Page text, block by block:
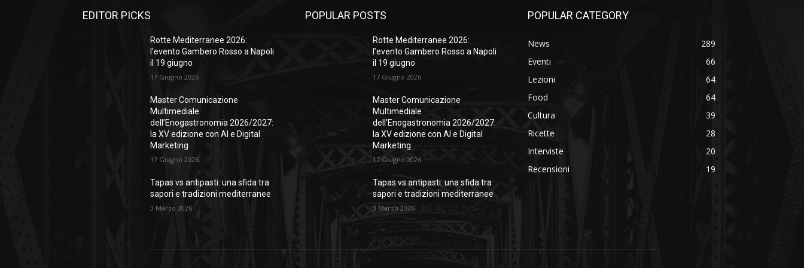
EDITOR PICKS
Rotte Mediterranee 2026:
l’evento Gambero Rosso a Napoli
il 19 giugno
17 Giugno 2026
Master Comunicazione
Multimediale
dell’Enogastronomia 2026/2027:
la XV edizione con AI e Digital
Marketing
17 Giugno 2026
Tapas vs antipasti: una sfida tra
sapori e tradizioni mediterranee
3 Marzo 2026
POPULAR POSTS
Rotte Mediterranee 2026:
l’evento Gambero Rosso a Napoli
il 19 giugno
17 Giugno 2026
Master Comunicazione
Multimediale
dell’Enogastronomia 2026/2027:
la XV edizione con AI e Digital
Marketing
17 Giugno 2026
Tapas vs antipasti: una sfida tra
sapori e tradizioni mediterranee
3 Marzo 2026
POPULAR CATEGORY
News
289
Eventi
66
Lezioni
64
Food
64
Cultura
39
Ricette
28
Interviste
20
Recensioni
19